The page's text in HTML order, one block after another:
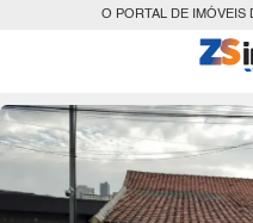
O PORTAL DE IMÓVEIS